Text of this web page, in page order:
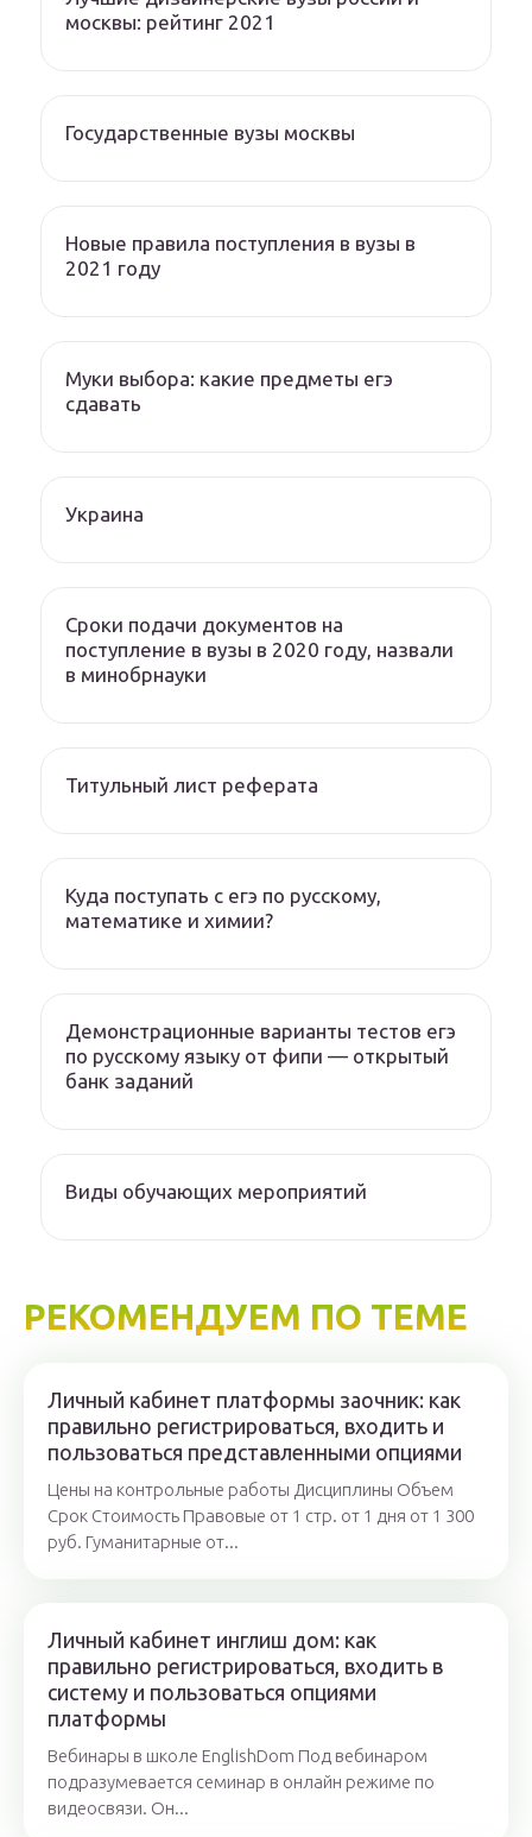
москвы: рейтинг 2021
Государственные вузы москвы
Новые правила поступления в вузы в
2021 году
Муки выбора: какие предметы егэ
сдавать
Украина
Сроки подачи документов на
поступление в вузы в 2020 году, назвали
в минобрнауки
Титульный лист реферата
Куда поступать с егэ по русскому,
математике и химии?
Демонстрационные варианты тестов егэ
по русскому языку от фипи — открытый
банк заданий
Виды обучающих мероприятий
РЕКОМЕНДУЕМ ПО ТЕМЕ
Личный кабинет платформы заочник: как
правильно регистрироваться, входить и
пользоваться представленными опциями
Цены на контрольные работы Дисциплины Объем
Срок Стоимость Правовые от 1 стр. от 1 дня от 1 300
руб. Гуманитарные от...
Личный кабинет инглиш дом: как
правильно регистрироваться, входить в
систему и пользоваться опциями
платформы
Вебинары в школе EnglishDom Под вебинаром
подразумевается семинар в онлайн режиме по
видеосвязи. Он...